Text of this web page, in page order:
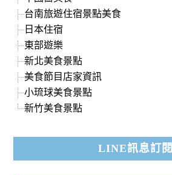
台南旅遊住宿景點美食
日本住宿
東部遊樂
新北美食景點
美食節目店家資訊
小琉球美食景點
新竹美食景點
LINE訊息訂閱